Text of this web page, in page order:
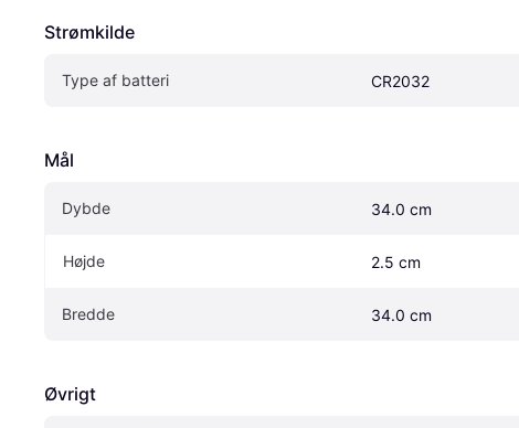
Strømkilde
Type af batteri CR2032
Mål
Dybde 34.0 cm
Højde 2.5 cm
Bredde 34.0 cm
Øvrigt